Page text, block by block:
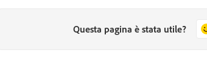
Questa pagina è stata utile?